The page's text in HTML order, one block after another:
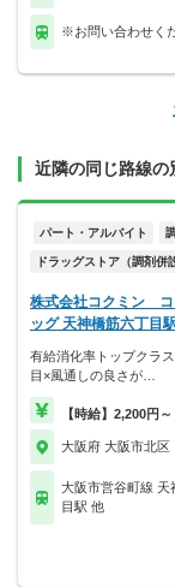
※お問い合わせく
近隣の同じ路線の
パート・アルバイト
ドラッグストア（調剤併
株式会社コクミン コ
ッグ 天神橋筋六丁目
有給消化率トップクラ
目×風通しの良さが…
【時給】2,200円～
大阪府 大阪市北区
大阪市営谷町線 天
目駅 他